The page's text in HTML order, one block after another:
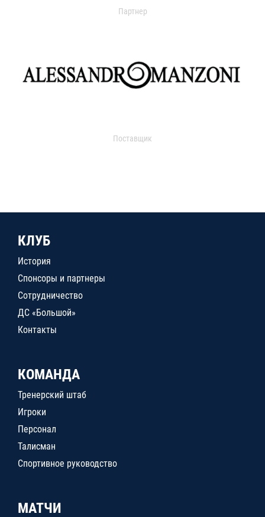
Партнер
Поставщик
КЛУБ
История
Спонсоры и партнеры
Сотрудничество
ДС «Большой»
Контакты
КОМАНДА
Тренерский штаб
Игроки
Персонал
Талисман
Спортивное руководство
МАТЧИ